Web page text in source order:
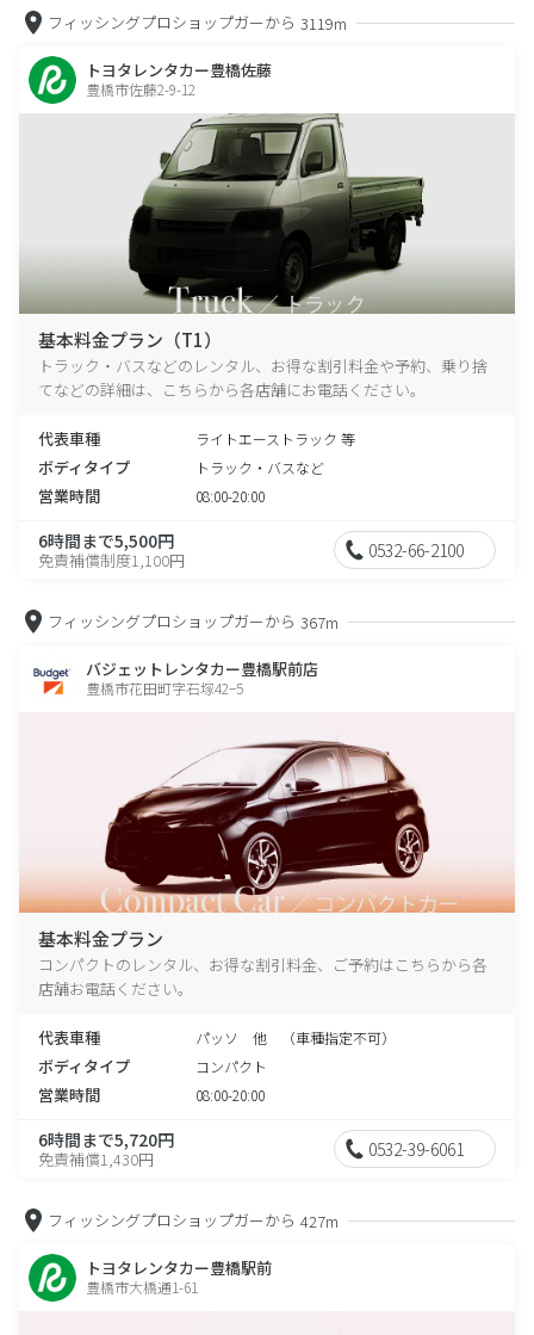
フィッシングプロショップガーから 3119m
トヨタレンタカー豊橋佐藤
豊橋市佐藤2-9-12
基本料金プラン（T1）
トラック・バスなどのレンタル、お得な割引料金や予約、乗り捨
てなどの詳細は、こちらから各店舗にお電話ください。
代表車種 ライトエーストラック 等
ボディタイプ トラック・バスなど
営業時間 08:00-20:00
6時間まで5,500円
免責補償制度1,100円 0532-66-2100
フィッシングプロショップガーから 367m
バジェットレンタカー豊橋駅前店
豊橋市花田町字石塚42−5
基本料金プラン
コンパクトのレンタル、お得な割引料金、ご予約はこちらから各
店舗お電話ください。
代表車種 パッソ 他 （車種指定不可）
ボディタイプ コンパクト
営業時間 08:00-20:00
6時間まで5,720円
免責補償1,430円 0532-39-6061
フィッシングプロショップガーから 427m
トヨタレンタカー豊橋駅前
豊橋市大橋通1-61